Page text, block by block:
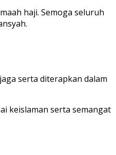
haji. Semoga seluruh
serta diterapkan dalam
keislaman serta semangat